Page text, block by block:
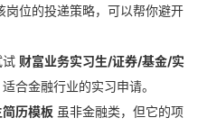
岗位的投递策略，可以帮你避开
试 财富业务实习生/证券/基金/实
合金融行业的实习申请。
历模板 虽非金融类，但它的项